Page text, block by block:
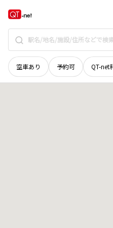
空車あり 予約可 QT-net
北海道